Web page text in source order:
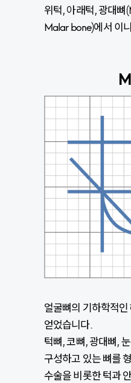
위턱, 아래턱, 광대
Malar bone)에서 이
얼굴뼈의 기하학적
얻었습니다.
턱뼈, 코뼈, 광대뼈,
구성하고 있는 뼈를
수술을 비롯한 턱과